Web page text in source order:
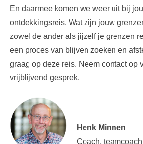
En daarmee komen we weer uit bij
ontdekkingsreis. Wat zijn jouw
zowel de ander als jijzelf je grenzen
een proces van blijven zoeken en
graag op deze reis. Neem contactop
vrijblijvend gesprek.
Henk Minnen
Coach,